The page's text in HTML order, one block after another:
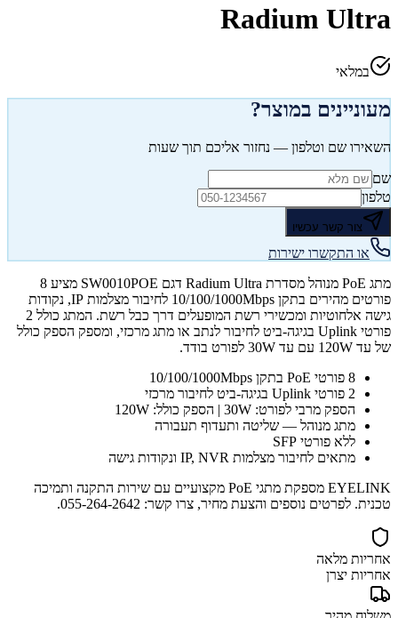
Radium Ultra
במלאי
מעוניינים במוצר?
השאירו שם וטלפון — נחזור אליכם תוך שעות
שם
טלפון
צור קשר עכשיו
או התקשרו ישירות
מתג PoE מנוהל מסדרת Radium Ultra דגם SW0010POE מציע 8
פורטים מהירים בתקן 10/100/1000Mbps לחיבור מצלמות IP, נקודות
גישה אלחוטיות ומכשירי רשת המופעלים דרך כבל רשת. המתג כולל 2
פורטי Uplink בגיגה-ביט לחיבור לנתב או מתג מרכזי, ומספק הספק כולל
של עד 120W עם עד 30W לפורט בודד.
8 פורטי PoE בתקן 10/100/1000Mbps
2 פורטי Uplink בגיגה-ביט לחיבור מרכזי
הספק מרבי לפורט: 30W | הספק כולל: 120W
מתג מנוהל — שליטה ותעדוף תעבורה
ללא פורטי SFP
מתאים לחיבור מצלמות IP, NVR ונקודות גישה
EYELINK מספקת מתגי PoE מקצועיים עם שירות התקנה ותמיכה
טכנית. לפרטים נוספים והצעת מחיר, צרו קשר: 055-264-2642.
אחריות מלאה
אחריות יצרן